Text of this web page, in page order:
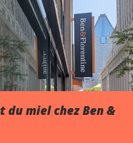
du miel chez Ben &